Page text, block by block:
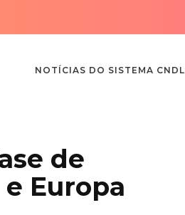
NOTÍCIAS DO SISTEMA CNDL
de
Europa